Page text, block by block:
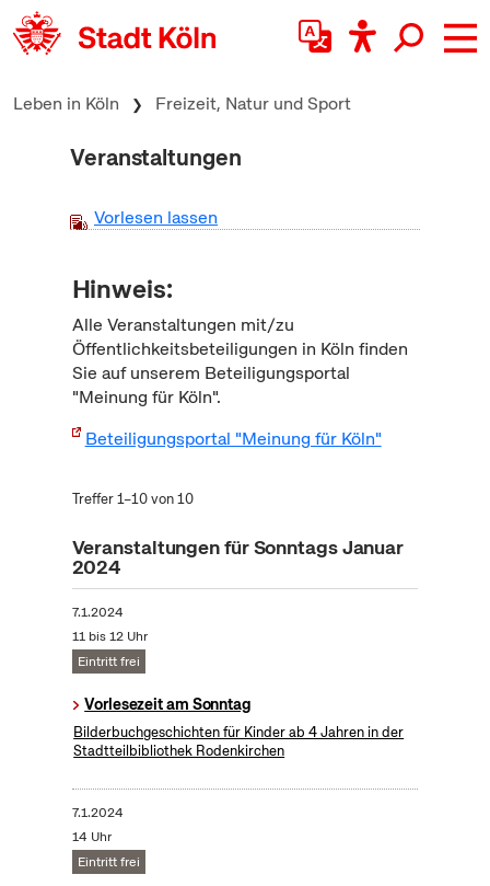
zum Inhalt springen
Leben in Köln Freizeit, Natur und Sport
Veranstaltungen
Vorlesen lassen
Hinweis:
Alle Veranstaltungen mit/zu
Öffentlichkeitsbeteiligungen in Köln finden
Sie auf unserem Beteiligungsportal
"Meinung für Köln".
Beteiligungsportal "Meinung für Köln"
Treffer 1–10 von 10
Veranstaltungen für Sonntags Januar
2024
7.1.2024
11 bis 12 Uhr
Eintritt frei
Vorlesezeit am Sonntag
Bilderbuchgeschichten für Kinder ab 4 Jahren in der
Stadtteilbibliothek Rodenkirchen
7.1.2024
14 Uhr
Eintritt frei